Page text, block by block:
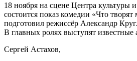
18 ноября на сцене Центра культуры
состоится показ комедии «Что
подготовил режиссёр Александр
В главных ролях выступят известные
Сергей Астахов,